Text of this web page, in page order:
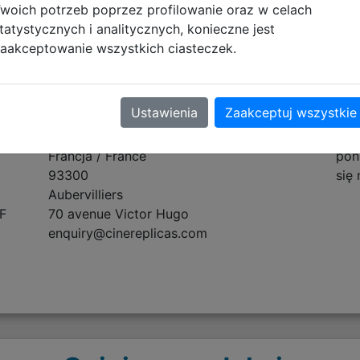
zgodności
Osoba odpowiedzialna
Francja / France
93300
Aubervilliers
70 avenue Victor Hugo
enquiry@cinereplicas.com
się
potrzeb poprzez profilowanie oraz w celach
i analitycznych, konieczne jest
wszystkich ciasteczek.
Ustawienia Zaakceptuj wszystkie